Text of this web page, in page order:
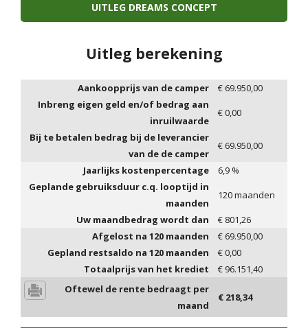
UITLEG DREAMS CONCEPT
Uitleg berekening
Aankoopprijs van de camper € 69.950,00
Inbreng eigen geld en/of bedrag aan
inruilwaarde
€0,00
Bij te betalen bedrag bij de leverancier
van de de camper
€ 69.950,00
Jaarlijks kostenpercentage
6,9 %
Geplande gebruiksduur c.q. looptijd in
maanden
120maanden
Uw maandbedrag wordt dan
€ 801,26
Afgelost na 120 maanden € 69.950,00
Gepland restsaldo na 120 maanden €0,00
Totaalprijs van het krediet
€ 96.151,40
Oftewel de rente bedraagt per
maand
€ 218,34